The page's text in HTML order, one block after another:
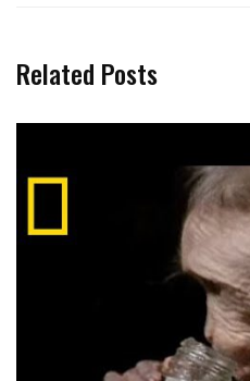
Related Posts